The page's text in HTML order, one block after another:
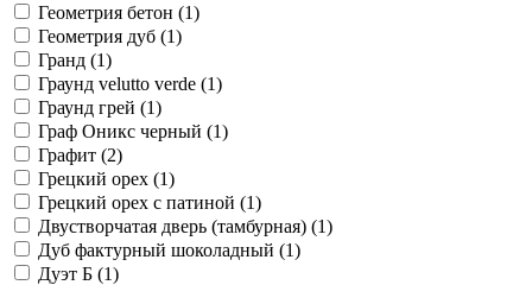
Геометрия бетон (1)
Геометрия дуб (1)
Гранд (1)
Граунд velutto verde (1)
Граунд грей (1)
Граф Оникс черный (1)
Графит (2)
Грецкий орех (1)
Грецкий орех с патиной (1)
Двустворчатая дверь (тамбурная) (1)
Дуб фактурный шоколадный (1)
Дуэт Б (1)